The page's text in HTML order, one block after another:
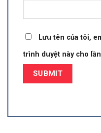
Lưu tên của tôi,
trình duyệt này cho